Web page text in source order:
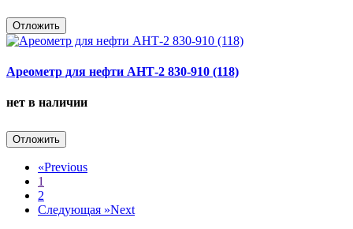
Отложить
Ареометр для нефти АНТ-2 830-910 (118)
нет в наличии
Отложить
«Previous
1
2
Следующая »Next